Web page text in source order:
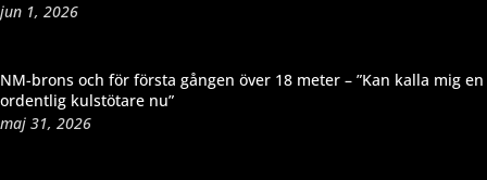
jun 1, 2026
NM-brons och för första gången över 18 meter – ”Kan kalla mig en
ordentlig kulstötare nu”
maj 31, 2026